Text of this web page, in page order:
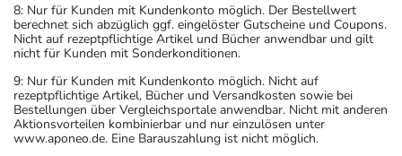
8: Nur für Kunden mit Kundenkonto möglich. Der Bestellwert
berechnet sich abzüglich ggf. eingelöster Gutscheine und Coupons.
Nicht auf rezeptpflichtige Artikel und Bücher anwendbar und gilt
nicht für Kunden mit Sonderkonditionen.
9: Nur für Kunden mit Kundenkonto möglich. Nicht auf
rezeptpflichtige Artikel, Bücher und Versandkosten sowie bei
Bestellungen über Vergleichsportale anwendbar. Nicht mit anderen
Aktionsvorteilen kombinierbar und nur einzulösen unter
www.aponeo.de. Eine Barauszahlung ist nicht möglich.